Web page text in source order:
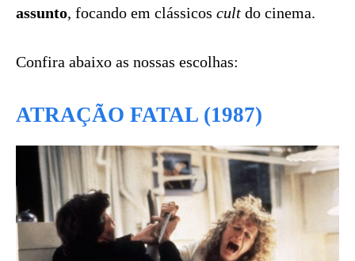
assunto, focando em clássicos cult do cinema.
Confira abaixo as nossas escolhas:
ATRAÇÃO FATAL (1987)